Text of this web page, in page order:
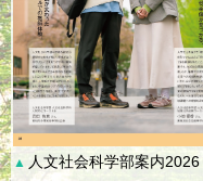
▲ 人文社会科学部案内2026